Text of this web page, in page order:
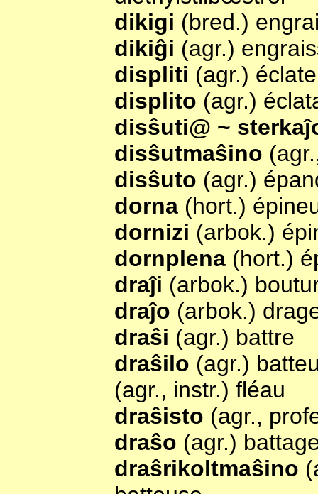
dikigi (bred.)
dikiĝi (agr.)
displiti (agr.)
displito (agr.)
disŝuti@ ~
disŝutmaŝino
disŝuto (agr.)
dorna (hort.)
dornizi (arbok.)
dornplena (hort.)
draĵi (arbok.)
draĵo (arbok.)
draŝi (agr.) battre
draŝilo (agr.)
(agr., instr.) fléau
draŝisto (agr.,
draŝo (agr.)
draŝrikoltmaŝino